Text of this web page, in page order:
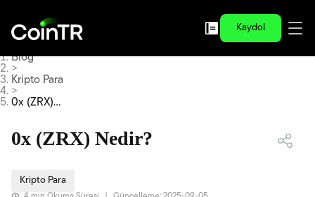
Kaydol
Blog
>
Kripto Para
>
0x (ZRX)
0x (ZRX) Nedir?
Kripto Para